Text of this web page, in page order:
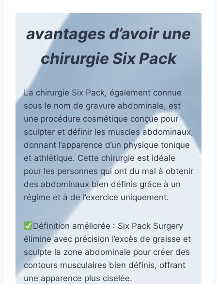
avantages d’avoir une
chirurgie Six Pack
La chirurgie Six Pack, également connue
sous le nom de gravure abdominale, est
une procédure cosmétique conçue pour
sculpter et définir les muscles abdominaux,
donnant l’apparence d’un physique tonique
et athlétique. Cette chirurgie est idéale
pour les personnes qui ont du mal à obtenir
des abdominaux bien définis grâce à un
régime et à de l’exercice uniquement.
Définition améliorée : Six Pack Surgery
élimine avec précision l’excès de graisse et
sculpte la zone abdominale pour créer des
contours musculaires bien définis, offrant
une apparence plus ciselée.